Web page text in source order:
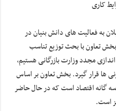
کاری
به فعالیت های دانش بنیان در
بخش تعاون با بحث توزیع تناسب
مجدد وزارت بازرگانی هستیم،
ها قرار گیرد. بخش تعاون بر اساس
سه گانه اقتصاد است که در حال حاضر
است.